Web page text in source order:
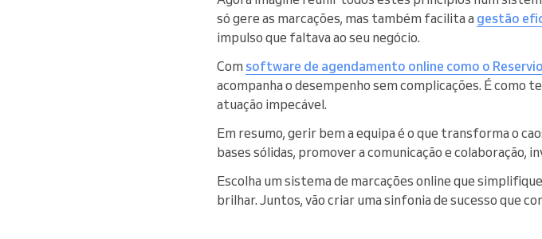
só gere as marcações, mas também facilita a gestão
impulso que faltava ao seu negócio.
Com software de agendamento online como o Reservio
acompanha o desempenho sem complicações. É como
atuação impecável.
Em resumo, gerir bem a equipa é o que transforma o
bases sólidas, promover a comunicação e colaboração,
Escolha um sistema de marcações online que
brilhar. Juntos, vão criar uma sinfonia de sucesso que